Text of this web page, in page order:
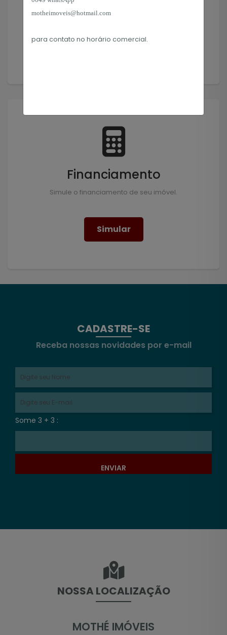
motheimoveis@hotmail.com
para contato no horário comercial.
Solicitar
Financiamento
Simule o financiamento de seu imóvel.
Simular
CADASTRE-SE
Receba nossas novidades por e-mail
Some 3 + 3 :
ENVIAR
NOSSA LOCALIZAÇÃO
MOTHÉ IMÓVEIS